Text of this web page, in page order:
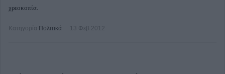
χρεοκοπία.
Κατηγορία Πολιτικά 13 Φεβ 2012